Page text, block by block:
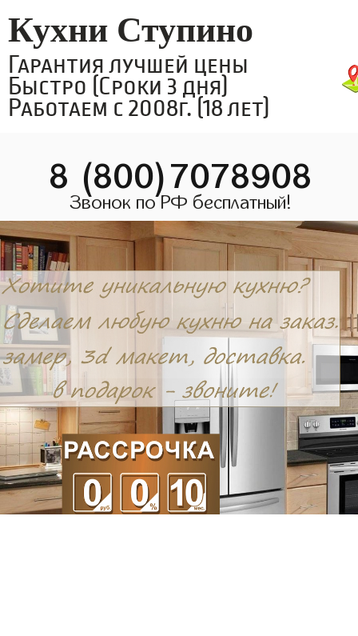
Кухни Ступино
Гарантия лучшей цены
Быстро (Сроки 3 дня)
Работаем с 2008г. (18 лет)
8 (800)7078908
Звонок по РФ бесплатный!